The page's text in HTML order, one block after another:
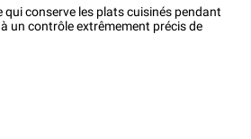
conserve les plats cuisinés pendant
un contrôle extrêmement précis de